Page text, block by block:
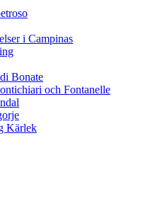
i Campinas
Bonate
och Fontanelle
Kärlek